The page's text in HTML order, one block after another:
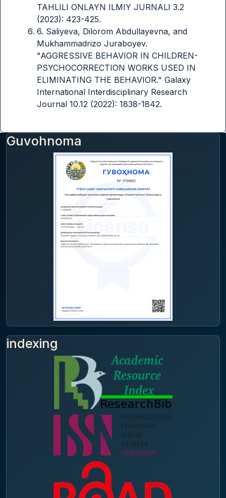
TAHLILI ONLAYN ILMIY JURNALI 3.2
(2023): 423-425.
6. Saliyeva, Dilorom Abdullayevna, and
Mukhammadrizo Juraboyev.
"AGGRESSIVE BEHAVIOR IN CHILDREN-
PSYCHOCORRECTION WORKS USED IN
ELIMINATING THE BEHAVIOR." Galaxy
International Interdisciplinary Research
Journal 10.12 (2022): 1838-1842.
Guvohnoma
indexing